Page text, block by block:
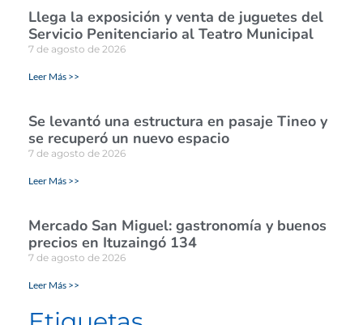
Llega la exposición y venta de juguetes del
Servicio Penitenciario al Teatro Municipal
7 de agosto de 2026
Leer Más >>
Se levantó una estructura en pasaje Tineo y
se recuperó un nuevo espacio
7 de agosto de 2026
Leer Más >>
Mercado San Miguel: gastronomía y buenos
precios en Ituzaingó 134
7 de agosto de 2026
Leer Más >>